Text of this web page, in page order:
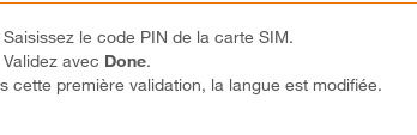
Saisissez le code PIN de la carte SIM.
Validez avec Done.
cette première validation, la langue est modifiée.